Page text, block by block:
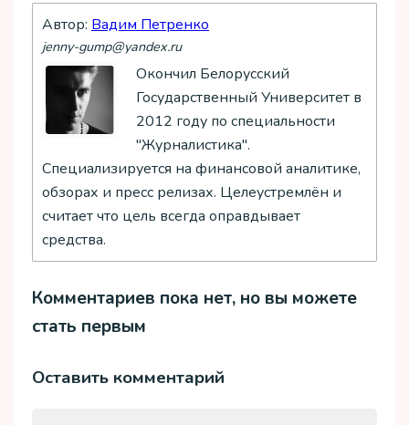
Автор: Вадим Петренко
jenny-gump@yandex.ru
Окончил Белорусский
Государственный Университет в
2012 году по специальности
"Журналистика".
Специализируется на финансовой аналитике,
обзорах и пресс релизах. Целеустремлён и
считает что цель всегда оправдывает
средства.
Комментариев пока нет, но вы можете
стать первым
Оставить комментарий